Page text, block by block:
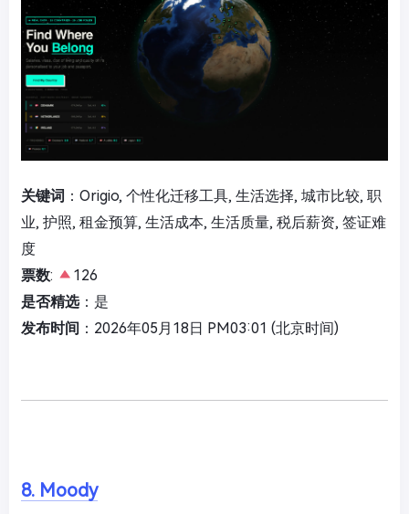
关键词 ：Origio, 个性化迁移工具, 生活选择, 城市比较, 职
业, 护照, 租金预算, 生活成本, 生活质量, 税后薪资, 签证难
度
票数:
126
是否精选：是
发布时间 ：2026年05月18日 PM03:01 (北京时间)
8. Moody